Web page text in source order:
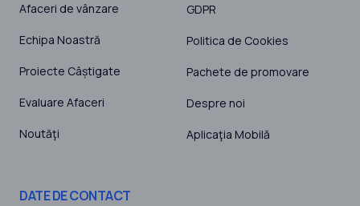
Afaceri de vânzare
Echipa Noastră
Proiecte Câștigate
Evaluare Afaceri
Noutăţi
GDPR
Politica de Cookies
Pachete de promovare
Despre noi
Aplicaţia Mobilă
DATE DE CONTACT